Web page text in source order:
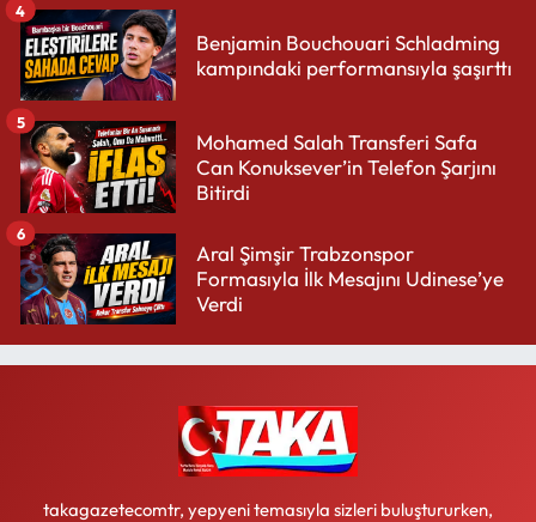
Benjamin Bouchouari Schladming
kampındaki performansıyla şaşırttı
4
Mohamed Salah Transferi Safa
Can Konuksever’in Telefon Şarjını
Bitirdi
5
Aral Şimşir Trabzonspor
Formasıyla İlk Mesajını Udinese’ye
Verdi
6
takagazetecomtr, yepyeni temasıyla sizleri buluştururken,